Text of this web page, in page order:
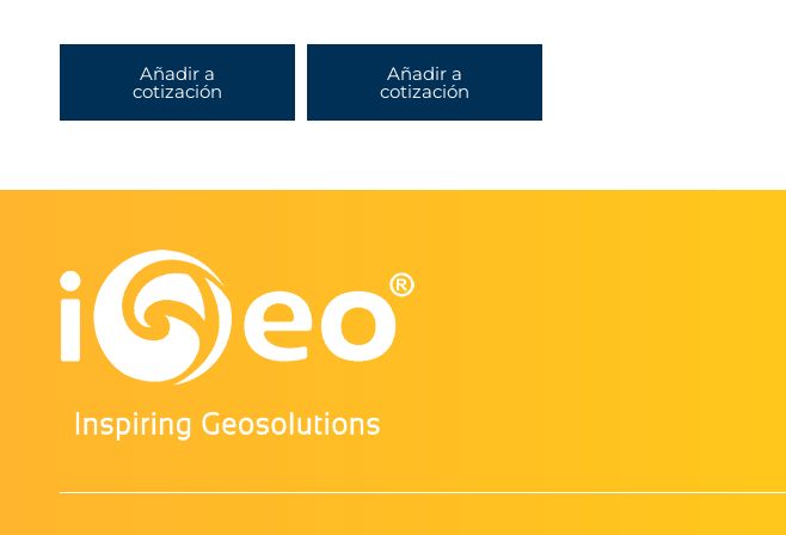
Añadir a
cotización
Añadir a
cotización